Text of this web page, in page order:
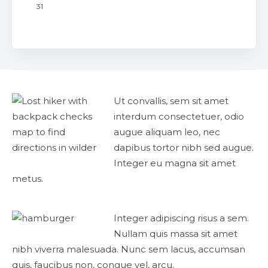
31
Ut convallis, sem sit amet
interdum consectetuer, odio
augue aliquam leo, nec
dapibus tortor nibh sed augue.
Integer eu magna sit amet
metus.
Integer adipiscing risus a sem.
Nullam quis massa sit amet
nibh viverra malesuada. Nunc sem lacus, accumsan
quis, faucibus non, congue vel, arcu.